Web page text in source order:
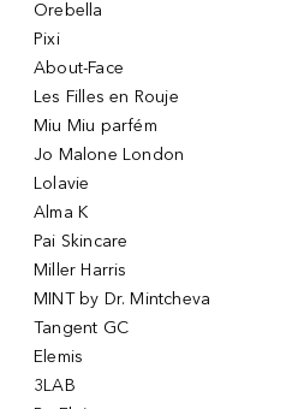
Orebella
Pixi
About-Face
Les Filles en Rouje
Miu Miu parfém
Jo Malone London
Lolavie
Alma K
Pai Skincare
Miller Harris
MINT by Dr. Mintcheva
Tangent GC
Elemis
3LAB